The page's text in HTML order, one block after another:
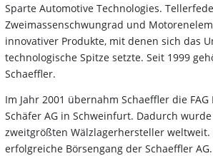
Sparte Automotive Technologies.
Zweimassenschwungrad und
innovativer Produkte, mit denen sich das
technologische Spitze setzte. Seit 1999
Schaeffler.
Im Jahr 2001 übernahm Schaeffler die
Schäfer AG in Schweinfurt. Dadurch
zweitgrößten Wälzlagerhersteller weltweit.
erfolgreiche Börsengang der Schaeffler